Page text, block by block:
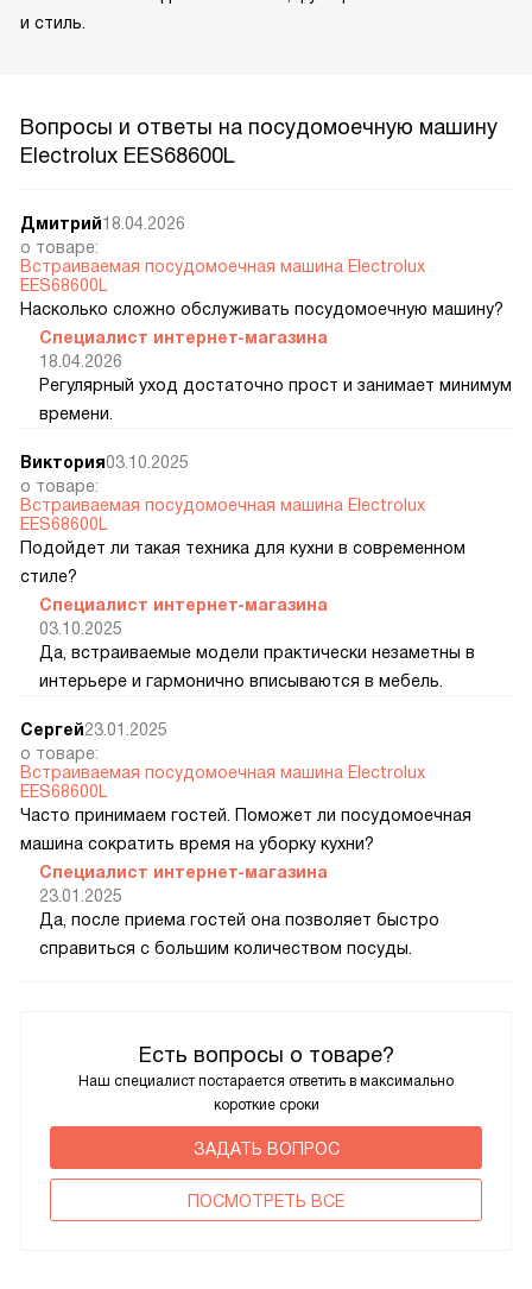
и стиль.
Вопросы и ответы на посудомоечную машину
Electrolux EES68600L
Есть вопросы о товаре?
Наш специалист постарается ответить в максимально
короткие сроки
ЗАДАТЬ ВОПРОС
ПОCМОТРЕТЬ ВСЕ
Дмитрий18.04.2026
о товаре:
Встраиваемая посудомоечная машина Electrolux
EES68600L
Насколько сложно обслуживать посудомоечную машину?
Специалист интернет-магазина
18.04.2026
Регулярный уход достаточно прост и занимает минимум
времени.
Виктория03.10.2025
о товаре:
Встраиваемая посудомоечная машина Electrolux
EES68600L
Подойдет ли такая техника для кухни в современном
стиле?
Специалист интернет-магазина
03.10.2025
Да, встраиваемые модели практически незаметны в
интерьере и гармонично вписываются в мебель.
Сергей23.01.2025
о товаре:
Встраиваемая посудомоечная машина Electrolux
EES68600L
Часто принимаем гостей. Поможет ли посудомоечная
машина сократить время на уборку кухни?
Специалист интернет-магазина
23.01.2025
Да, после приема гостей она позволяет быстро
справиться с большим количеством посуды.